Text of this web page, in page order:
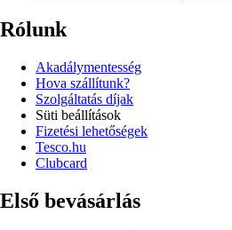
Rólunk
Akadálymentesség
Hova szállítunk?
Szolgáltatás díjak
Süti beállítások
Fizetési lehetőségek
Tesco.hu
Clubcard
Első bevásárlás